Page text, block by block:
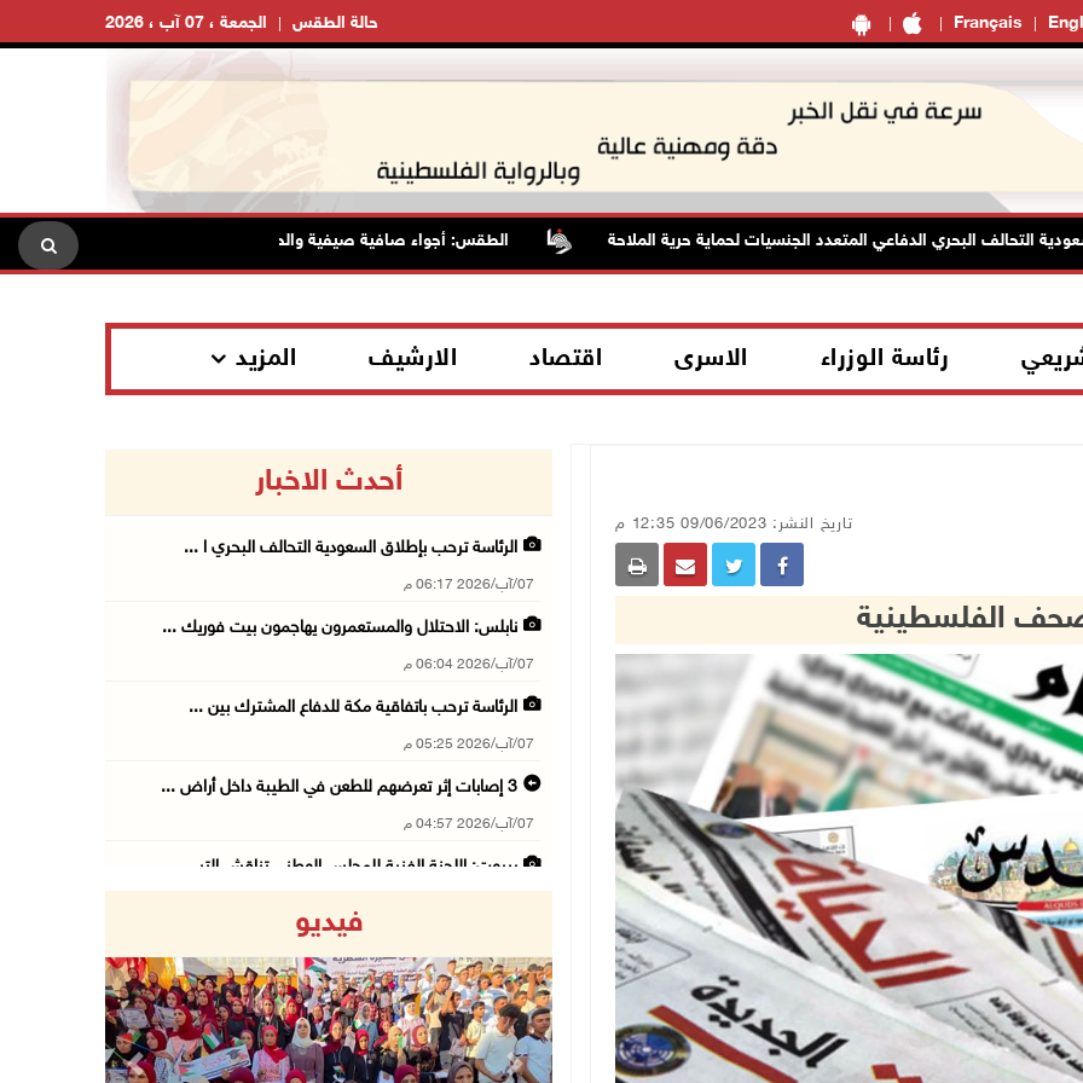
Français الجمعة ، 07 آب ، 2026 حالة الطقس
البحري الدفاعي المتعدد الجنسيات لحماية حرية الملاحة الطقس: أجواء صافية صيفية والحرارة حول معدلها العام محافظة
رئاسة الوزراء الاسرى اقتصاد الارشيف المزيد
تاريخ النشر: 09/06/2023 12:35 م
الفلسطينية
أحدث الاخبار
الرئاسة ترحب بإطلاق السعودية التحالف البحري ا ...
07/آب/2026 06:17 م
نابلس: الاحتلال والمستعمرون يهاجمون بيت فوريك ...
07/آب/2026 06:04 م
الرئاسة ترحب باتفاقية مكة للدفاع المشترك بين ...
07/آب/2026 05:25 م
3 إصابات إثر تعرضهم للطعن في الطيبة داخل أراض ...
07/آب/2026 04:57 م
بيروت: اللجنة الفنية للمجلس الوطني تناقش التر ...
07/آب/2026 02:38 م
70 ألفا يؤدون صلاة الجمعة في المسجد الأقصى
07/آب/2026 02:29 م
فيديو
Previous Next